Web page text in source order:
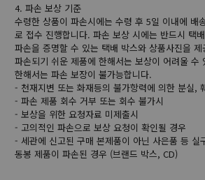
4. 파손 보상 기준
수령한 상품이 파손시에는 수령 후 5일 이내에 배
로 접수 진행합니다. 파손 보상 시에는 반드시 택
파손을 증명할 수 있는 택배 박스와 상품사진을 제
파손되기 쉬운 제품에 한해서는 보상이 어려울 수
한해서는 파손 보장이 불가능합니다.
- 천재지변 또는 화재등의 불가항력에 의한 분실,
- 파손 제품 회수 거부 또는 회수 불가시
- 보상을 위한 요청자료 미제출시
- 고의적인 파손으로 보상 요청이 확인될 경우
- 세관에 신고된 구매 본제품이 아닌 사은품 등 실
동봉 제품이 파손된 경우 (브랜드 박스, CD)